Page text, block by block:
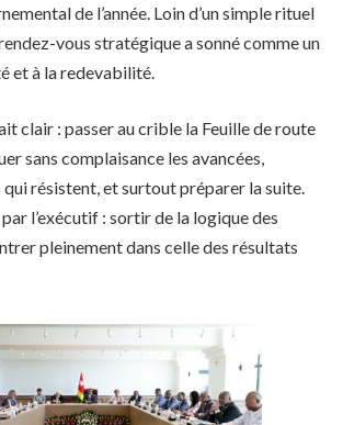
de l’année. Loin d’un simple rituel
vous stratégique a sonné comme un
et à la redevabilité.
clair : passer au crible la Feuille de route
sans complaisance les avancées,
résistent, et surtout préparer la suite.
l’exécutif : sortir de la logique des
pleinement dans celle des résultats